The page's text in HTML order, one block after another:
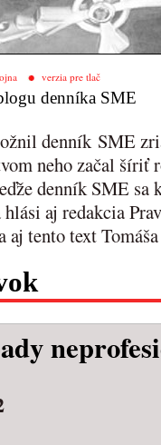
verzia pre tlač
denníka SME
denník SME
neho začal šíriť
denník SME
aj redakcia
tento text